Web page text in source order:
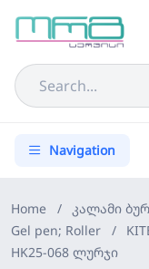
Navigation
Home / კალამი
Gel pen; Roller
/
HK25-068 ლურჯი